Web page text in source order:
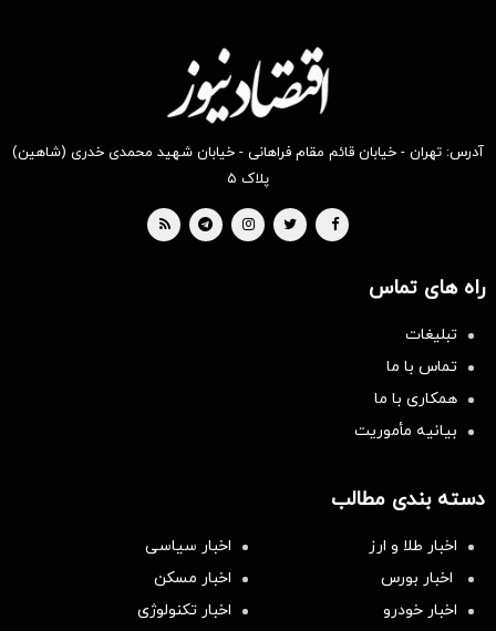
آدرس: تهران - خیابان قائم مقام فراهانی - خیابان شهید محمدی خدری (شاهین)
پلاک ۵
راه های تماس
تبلیغات
تماس با ما
همکاری با ما
بیانیه مأموریت
دسته بندی مطالب
اخبار طلا و ارز
اخبار سیاسی
اخبار بورس
اخبار مسکن
اخبار خودرو
اخبار تکنولوژی